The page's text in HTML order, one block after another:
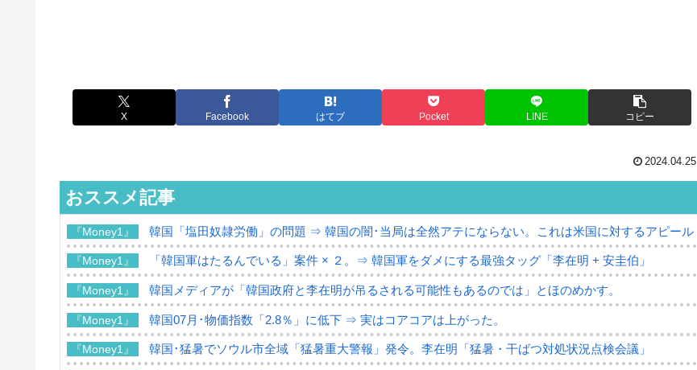
X Facebook はてブ Pocket LINE コピー
2024.04.25
おススメ記事
『Money1』 韓国「塩田奴隷労働」の問題 ⇒ 韓国の闇･当局は全然アテにならない。これは米国に対するアピール
『Money1』 「韓国軍はたるんでいる」案件 × ２。⇒ 韓国軍をダメにする最強タッグ「李在明 + 安圭伯」
『Money1』 韓国メディアが「韓国政府と李在明が吊るされる可能性もあるのでは」とほのめかす。
『Money1』 韓国07月･物価指数「2.8％」に低下 ⇒ 実はコアコアは上がった。
『Money1』 韓国･猛暑でソウル市全域「猛暑重大警報」発令。李在明「猛暑・干ばつ対処状況点検会議」